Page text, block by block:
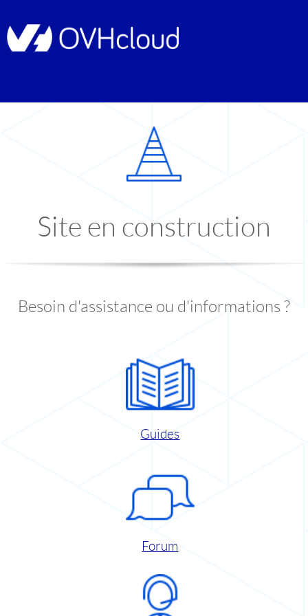
Site en construction
Besoin d'assistance ou d'informations ?
Guides
Forum